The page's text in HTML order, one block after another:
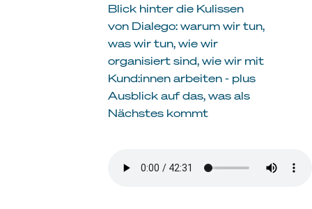
Blick hinter die Kulissen
von Dialego: warum wir tun,
was wir tun, wie wir
organisiert sind, wie wir mit
Kund:innen arbeiten - plus
Ausblick auf das, was als
Nächstes kommt